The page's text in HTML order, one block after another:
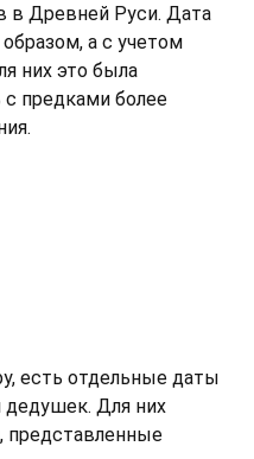
в Древней Руси. Дата
а с учетом
них это была
предками более
есть отдельные даты
дедушек. Для них
представленные